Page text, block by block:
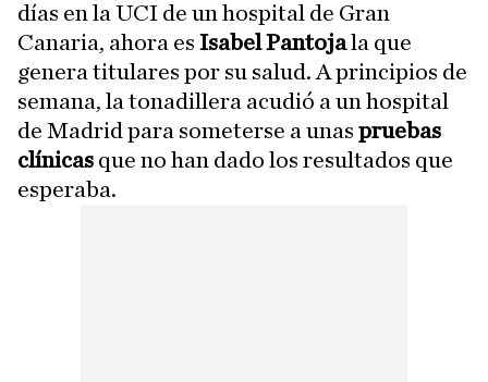
días en la UCI de un hospital de Gran
Canaria, ahora es Isabel Pantojala que
genera titulares por su salud. A principios de
semana, la tonadillera acudió a un hospital
de Madrid para someterse a unas pruebas
clínicas que no han dado los resultados que
esperaba.